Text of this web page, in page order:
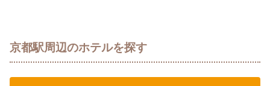
京都駅周辺のホテルを探す